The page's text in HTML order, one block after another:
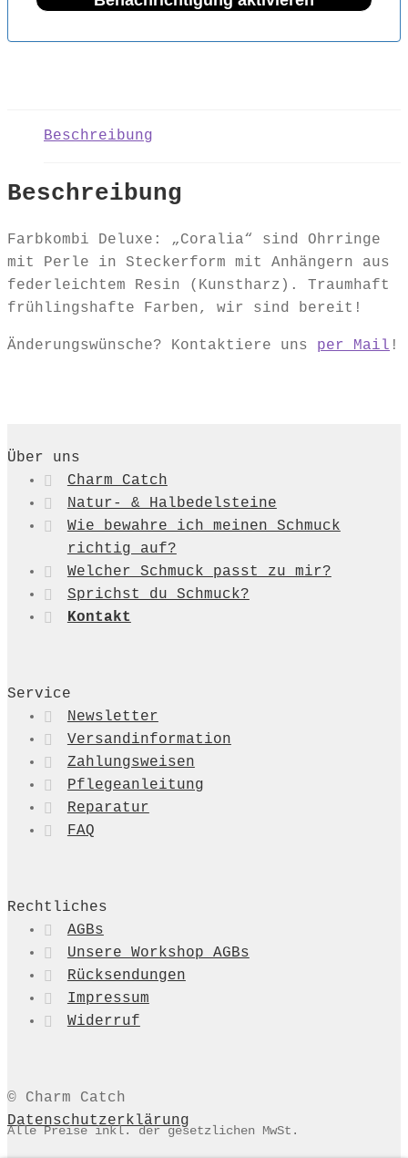
Beschreibung
Beschreibung
Farbkombi Deluxe: „Coralia“ sind Ohrringe
mit Perle in Steckerform mit Anhängern aus
federleichtem Resin (Kunstharz). Traumhaft
frühlingshafte Farben, wir sind bereit!
Änderungswünsche? Kontaktiere uns per Mail !
Über uns
Charm Catch
Natur- & Halbedelsteine
Wie bewahre ich meinen Schmuck
richtig auf?
Welcher Schmuck passt zu mir?
Sprichst du Schmuck?
Kontakt
Service
Newsletter
Versandinformation
Zahlungsweisen
Pflegeanleitung
Reparatur
FAQ
Rechtliches
AGBs
Unsere Workshop AGBs
Rücksendungen
Impressum
Widerruf
© Charm Catch
Datenschutzerklärung
Alle Preise inkl. der gesetzlichen MwSt.